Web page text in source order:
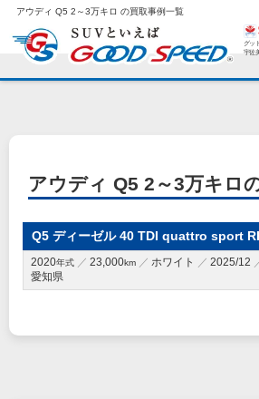
アウディ Q5 2～3万キロ の買取事例一覧
グッ
宇佐
アウディ Q5 2～3万キロ
Q5 ディーゼル 40 TDI quattro sport
2020年式 23,000km ホワイト
2025/12
愛知県